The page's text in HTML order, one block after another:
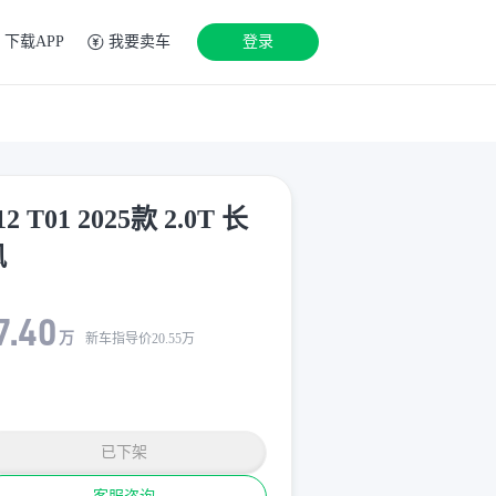
下载APP 我要卖车 登录
T01 2025款 2.0T 长
万 新车指导价20.55万
已下架